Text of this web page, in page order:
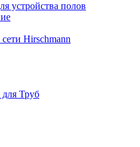
устройства полов
Hirschmann
для Труб